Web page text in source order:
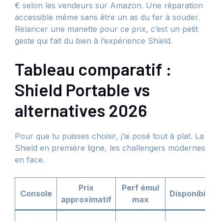
€ selon les vendeurs sur Amazon. Une réparation
accessible même sans être un as du fer à souder.
Relancer une manette pour ce prix, c’est un petit
geste qui fait du bien à l’expérience Shield.
Tableau comparatif :
Shield Portable vs
alternatives 2026
Pour que tu puisses choisir, j’ai posé tout à plat. La
Shield en première ligne, les challengers modernes
en face.
Console
Prix
approximatif
Perf émul
max
Disponibilité